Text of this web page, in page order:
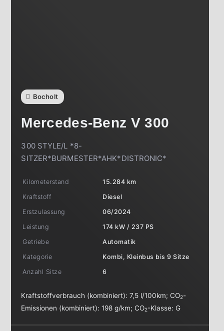
Bocholt
Mercedes-Benz V 300
300 STYLE/L *8-
SITZER*BURMESTER*AHK*DISTRONIC*
Kilometerstand
15.284 km
Kraftstoff
Diesel
Erstzulassung
06/2024
Leistung
174 kW / 237 PS
Getriebe
Automatik
Kategorie
Kombi, Kleinbus bis 9 Sitze
Anzahl Sitze
6
Kraftstoffverbrauch (kombiniert):7,5 l/100km;CO2-
Emissionen (kombiniert):198 g/km;CO2-Klasse:G